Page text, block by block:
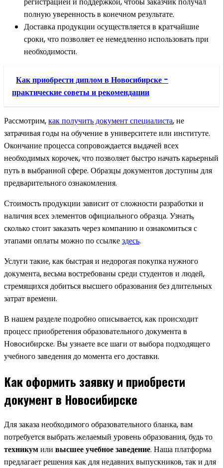
полную уверенность в конечном результате.
Доставка продукции осуществляется в кратчайшие
сроки, что позволяет ее немедленно использовать при
необходимости.
Как приобрести диплом в Новосибирске -
практические советы и рекомендации
Рассмотрим,как получить документ специалиста, не
затрачивая годы на обучение в университете или институте.
Окончание процесса сопровождается выдачей всех
необходимых корочек, что позволяет быстро начать карьерный
путь в выбранной сфере. Образцы документов доступны для
предварительного ознакомления.
Стоимость продукции зависит от сложности разработки и
наличия всех элементов официального образца. Узнать,
сколько стоит заказать через компанию и ознакомиться с
этапами оплаты можно по ссылкездесь.
Услуги такие, как быстрая и недорогая покупка нужного
документа, весьма востребованы среди студентов и людей,
стремящихся добиться высшего образования без длительных
затрат времени.
В нашем разделе подробно описывается, как происходит
процесс приобретения образовательного документа в
Новосибирске. Вы узнаете все шаги от выбора подходящего
учебного заведения до момента его доставки.
Как оформить заявку и приобрести
документ в Новосибирске
Для заказа необходимого образовательного бланка, вам
потребуется выбрать желаемый уровень образования, будь то
техникумили высшее учебное заведение. Наша платформа
предлагает решения как для недавних выпускников, так и для